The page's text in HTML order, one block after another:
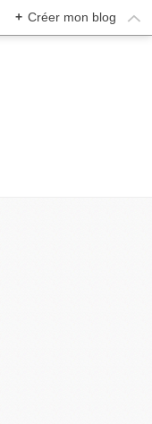
+ Créer mon blog